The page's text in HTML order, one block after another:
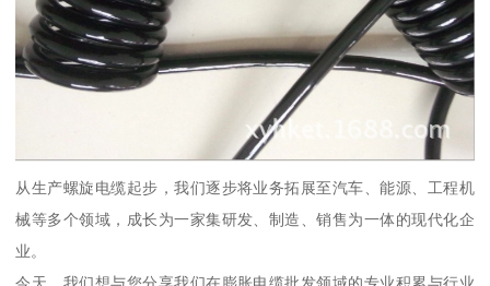
从生产螺旋电缆起步，我们逐步将业务拓展至汽车、能源、工程机
械等多个领域，成长为一家集研发、制造、销售为一体的现代化企
业。